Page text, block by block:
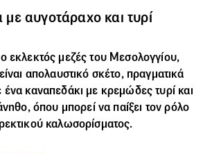
αυγοτάραχο και τυρί
εκλεκτός μεζές του Μεσολογγίου,
απολαυστικό σκέτο, πραγματικά
ένα καναπεδάκι με κρεμώδες τυρί και
όπου μπορεί να παίξει τον ρόλο
καλωσορίσματος.